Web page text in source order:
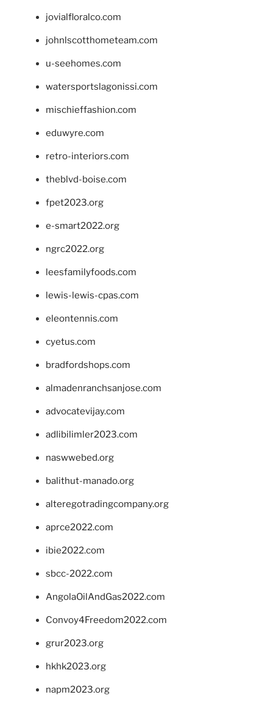
jovialfloralco.com
johnlscotthometeam.com
u-seehomes.com
watersportslagonissi.com
mischieffashion.com
eduwyre.com
retro-interiors.com
theblvd-boise.com
fpet2023.org
e-smart2022.org
ngrc2022.org
leesfamilyfoods.com
lewis-lewis-cpas.com
eleontennis.com
cyetus.com
bradfordshops.com
almadenranchsanjose.com
advocatevijay.com
adlibilimler2023.com
naswwebed.org
balithut-manado.org
alteregotradingcompany.org
aprce2022.com
ibie2022.com
sbcc-2022.com
AngolaOilAndGas2022.com
Convoy4Freedom2022.com
grur2023.org
hkhk2023.org
napm2023.org